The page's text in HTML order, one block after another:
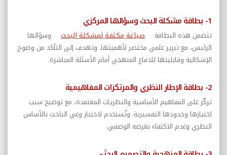
1- بطاقة مشكلة البحث وسؤالها المركزي
تتضمن هذه البطاقة صياغة مكثفة لمشكلة البحث
وسؤالها
الرئيس، مع تبرير علمي مختصر لأهميتها. وتهدف إلى التأكد من وضوح
الإشكالية وقابليتها للدفاع المنهجي أمام الأسئلة المباشرة.
2- بطاقة الإطار النظري والمرتكزات المفاهيمية
تركّز على المفاهيم الأساسية والنظريات المعتمدة، مع توضيح سبب
اختيارها وحدودها التفسيرية. وتُستخدم لاختبار وعي الباحث بالأساس
النظري وعدم الاكتفاء بعرضه الوصفي.